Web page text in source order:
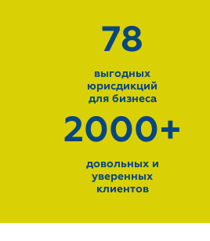
78
выгодных
юрисдикций
для бизнеса
2000+
довольных и
уверенных
клиентов